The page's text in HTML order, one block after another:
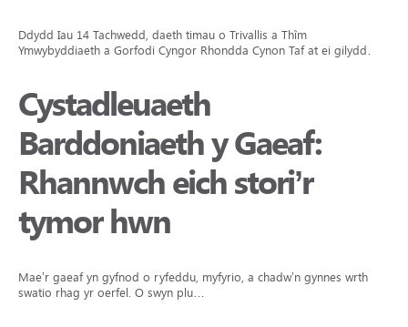
Ddydd Iau 14 Tachwedd, daeth timau o Trivallis a Thîm
Ymwybyddiaeth a Gorfodi Cyngor Rhondda Cynon Taf at ei gilydd…
Cystadleuaeth
Barddoniaeth y Gaeaf:
Rhannwch eich stori’r
tymor hwn
Mae’r gaeaf yn gyfnod o ryfeddu, myfyrio, a chadw’n gynnes wrth i ni
swatio rhag yr oerfel. O swyn plu…